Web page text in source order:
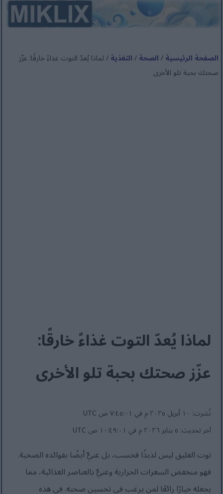
الصفحة الرئيسية/الصحة/التغذية/ لماذا يُعدّ التوت غذاءً خارقًا: عزّز
صحتك بحبة تلو الأخرى
لماذا يُعدّ التوت غذاءً خارقًا:
عزّز صحتك بحبة تلو الأخرى
نُشرت: ١٠ أبريل ٢٠٢٥ م في ٧:٤٥:٠١ ص UTC
آخر تحديث: ٥ يناير ٢٠٢٦ م في ١٠:٤٩:٠١ ص UTC
توت العليق ليس لذيذًا فحسب، بل غنيٌّ أيضًا بفوائده الصحية.
فهو منخفض السعرات الحرارية وغنيٌّ بالعناصر الغذائية، مما
يجعله خيارًا رائعًا لمن يرغب في تحسين صحته. في هذه